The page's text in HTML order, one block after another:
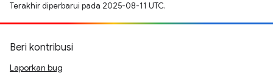
Terakhir diperbarui pada 2025-08-11 UTC.
Beri kontribusi
Laporkan bug